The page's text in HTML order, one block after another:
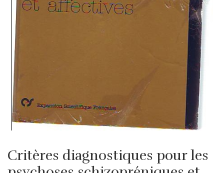
Critères diagnostiques pour les